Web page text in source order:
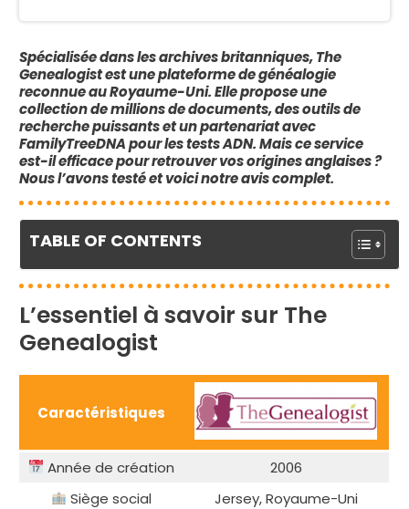
Spécialisée dans les archives britanniques, The
Genealogist est une plateforme de généalogie
reconnue au Royaume-Uni. Elle propose une
collection de millions de documents, des outils de
recherche puissants et un partenariat avec
FamilyTreeDNA pour les tests ADN. Mais ce service
est-il efficace pour retrouver vos origines anglaises ?
Nous l’avons testé et voici notre avis complet.
TABLE OF CONTENTS
L’essentiel à savoir sur The
Genealogist
Caractéristiques
Année de création
2006
Siège social
Jersey, Royaume-Uni